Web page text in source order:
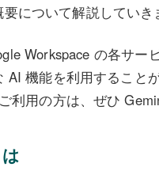
について解説していき
Workspace の各サ
機能を利用することが
利用の方は、ぜひ